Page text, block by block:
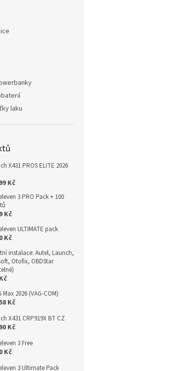
laku
X431 PROS ELITE 2026
Kč
3 PRO Pack + 100
Kč
ULTIMATE pack
Kč
instalace: Autel, Launch,
Otofix, OBDStar
Max 2026 (VAG-COM)
Kč
X431 CRP919X BT CZ
Kč
3 Free
Kč
3 Ultimate Pack